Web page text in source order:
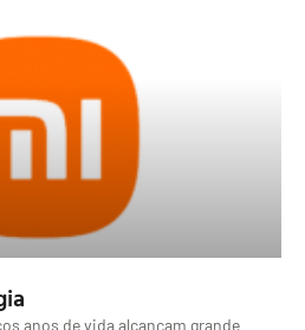
anos de vida alcançam grande